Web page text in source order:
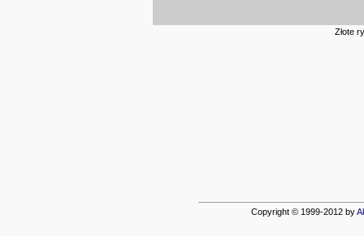
Złote
Copyright © 1999-2012 by